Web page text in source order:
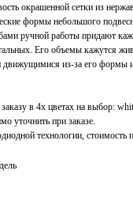
окрашенной сетки из
формы небольшого
ручной работы придают
Его объемы кажутся
из-за его формы
в 4х цветах на выбор:
уточнить при заказе.
технологии, стоимость